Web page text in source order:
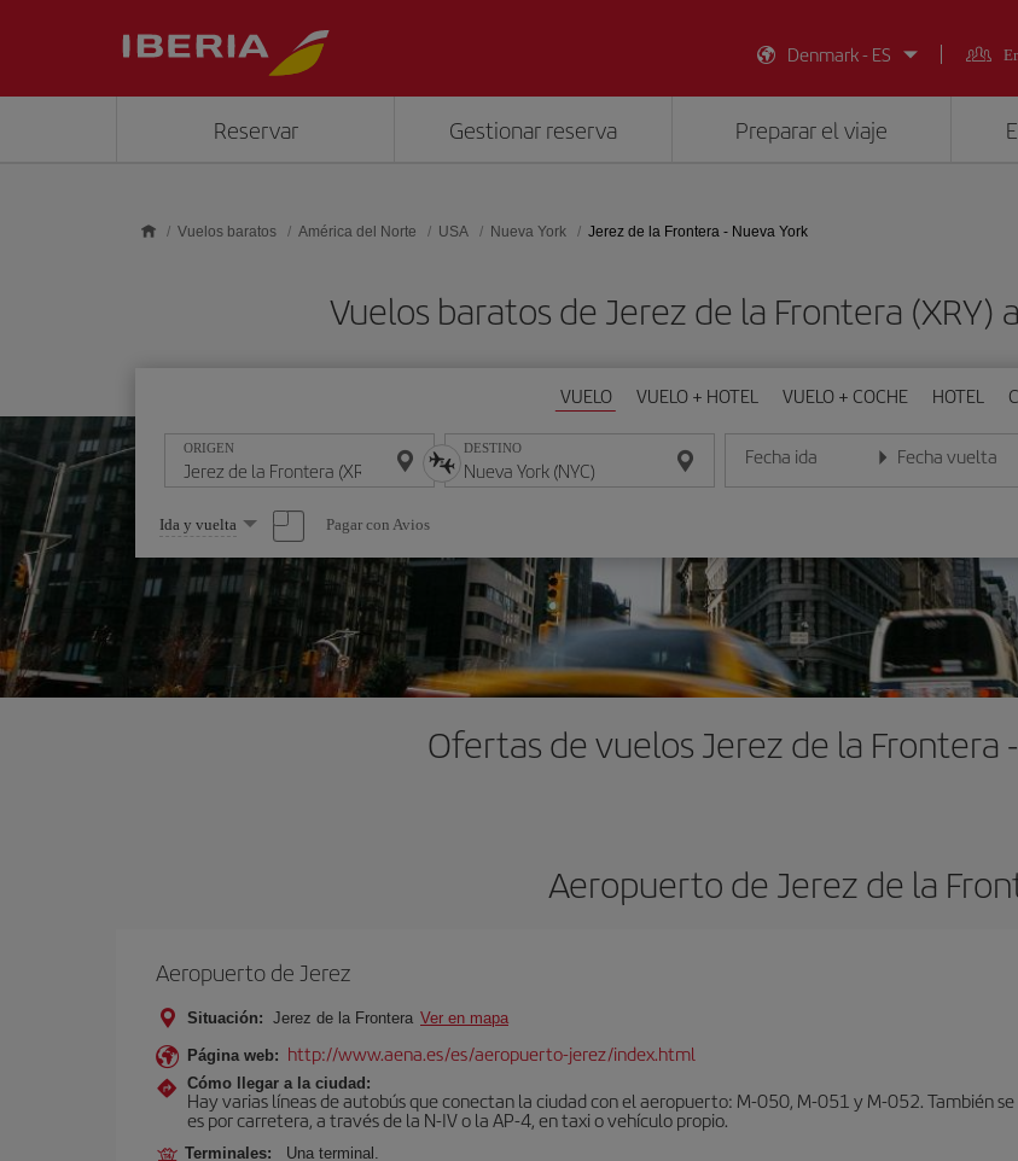
Denmark - ES
Reservar Gestionar reserva Preparar el viaje
Vuelos baratos América del Norte USA Nueva York Jerez de la Frontera - Nueva York
Vuelos baratos de Jerez de la Frontera (XRY)
VUELO VUELO + HOTEL VUELO + COCHE HOTEL
ORIGEN DESTINO Fecha ida
Introduce la fecha en formato día/mes/año
Fecha vuelta
Introduce la fecha
Seleccione
una
opción
Ida y vuelta Pagar con Avios
Ofertas de vuelos Jerez de la Frontera
Aeropuerto de Jerez de la
Aeropuerto de Jerez
Situación: Jerez de la Frontera Ver en mapa
Página web: http://www.aena.es/es/aeropuerto-jerez/index.html
Cómo llegar a la ciudad:
Hay varias líneas de autobús que conectan la ciudad con el aeropuerto: M-050, M-051 y M-052. También
es por carretera, a través de la N-IV o la AP-4, en taxi o vehículo propio.
Terminales: Una terminal.